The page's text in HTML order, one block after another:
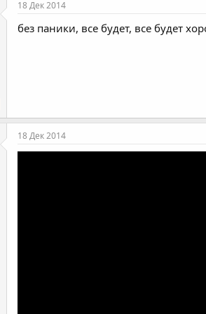
18 Дек 2014
без паники, все будет, все будет
18 Дек 2014